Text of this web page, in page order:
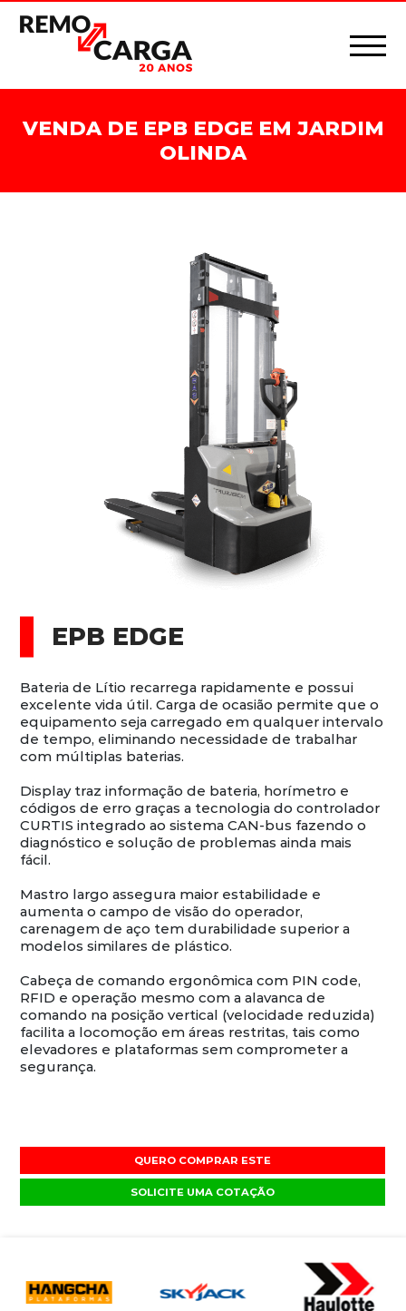
VENDA DE EPB EDGE EM JARDIM
OLINDA
EPB EDGE
Bateria de Lítio recarrega rapidamente e possui
excelente vida útil. Carga de ocasião permite que o
equipamento seja carregado em qualquer intervalo
de tempo, eliminando necessidade de trabalhar
com múltiplas baterias.
Display traz informação de bateria, horímetro e
códigos de erro graças a tecnologia do controlador
CURTIS integrado ao sistema CAN-bus fazendo o
diagnóstico e solução de problemas ainda mais
fácil.
Mastro largo assegura maior estabilidade e
aumenta o campo de visão do operador,
carenagem de aço tem durabilidade superior a
modelos similares de plástico.
Cabeça de comando ergonômica com PIN code,
RFID e operação mesmo com a alavanca de
comando na posição vertical (velocidade reduzida)
facilita a locomoção em áreas restritas, tais como
elevadores e plataformas sem comprometer a
segurança.
QUERO COMPRAR ESTE
SOLICITE UMA COTAÇÃO